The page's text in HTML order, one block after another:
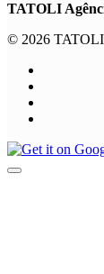
TATOLI
© 2026